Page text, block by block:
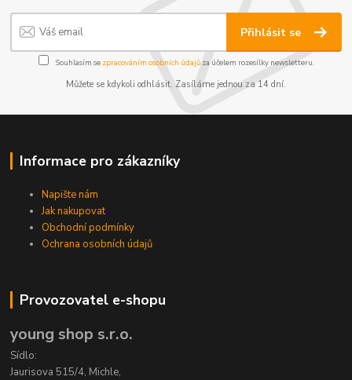
Přihlásit se
Souhlasím se zpracováním osobních údajůza účelem rozesílky newsletteru.
Můžete se kdykoli odhlásit. Zasíláme jednou za 14 dní.
Informace pro zákazníky
Napište nám
Jak nakupovat
Obchodní podmínky
Ochrana osobních údajů
Provozovatel e-shopu
young shop s.r.o.
Sídlo:
Jaurisova 515/4, Michle,